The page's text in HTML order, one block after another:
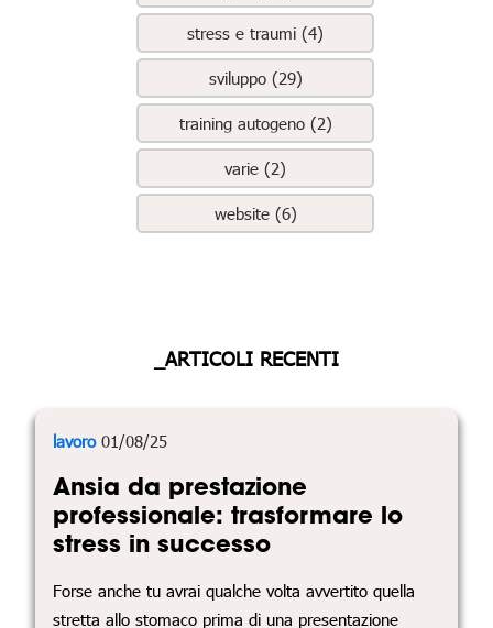
stress e traumi (4)
sviluppo (29)
training autogeno (2)
varie (2)
website (6)
_ARTICOLI RECENTI
lavoro01/08/25
Ansia da prestazione
professionale: trasformare lo
stress in successo
Forse anche tu avrai qualche volta avvertito quella
stretta allo stomaco prima di una presentazione